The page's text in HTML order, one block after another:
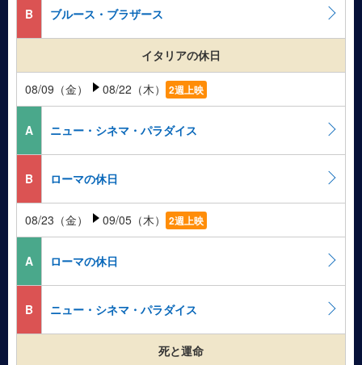
B ブルース・ブラザース
イタリアの休日
08/09（金） 08/22（木） 2週上映
A ニュー・シネマ・パラダイス
B ローマの休日
08/23（金） 09/05（木） 2週上映
A ローマの休日
B ニュー・シネマ・パラダイス
死と運命